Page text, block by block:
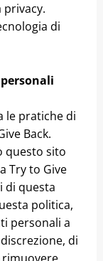
di
le pratiche di
Back.
questo sito
Try to Give
di questa
politica,
personali a
di